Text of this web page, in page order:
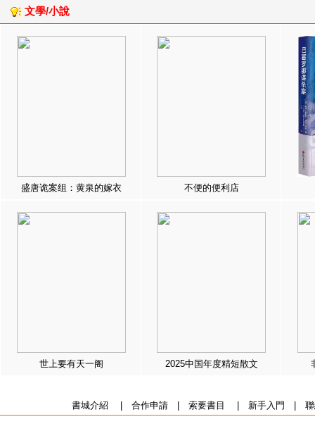
文學/小說
盛唐诡案组：黄泉的嫁衣 不便的便利店
世上要有天一阁 2025中国年度精短散文
書城介紹 合作申請| 索要書目 新手入門